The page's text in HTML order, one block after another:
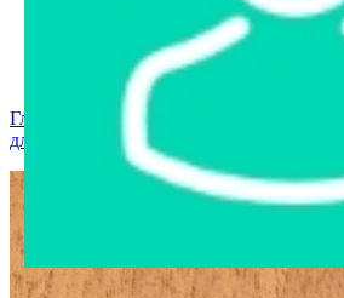
Арестованное имущество
Реестр несостоявшихся торгов
Реестр переоценок
Государственное имущество
Главная страница
для авто
Навигационный контроллер